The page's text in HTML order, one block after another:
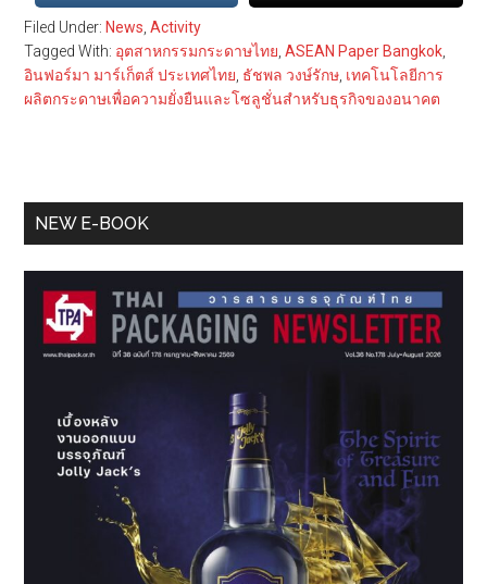
Filed Under: News ,Activity
Tagged With: อุตสาหกรรมกระดาษไทย ,ASEAN Paper Bangkok
อินฟอร์มา มาร์เก็ตส์ ประเทศไทย ธัชพล วงษ์รักษ เทคโนโลยีการ
ผลิตกระดาษเพื่อความยั่งยืนและโซลูชั่นสำหรับธุรกิจของอนาคต
Primary
NEW E-BOOK